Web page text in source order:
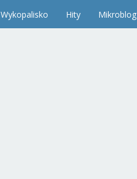
Wykopalisko Hity Mikroblog